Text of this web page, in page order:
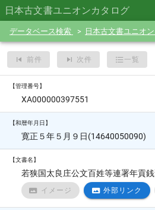
日本古文書ユニオンカタログ
データベース検索 日本古文書ユニオ
前件 次件 一覧
【管理番号】
XA000000397551
【和暦年月日】
寛正５年５月９日(14640050090)
【文書名】
若狭国太良庄公文百姓等連署年貢
イメージ 外部リンク